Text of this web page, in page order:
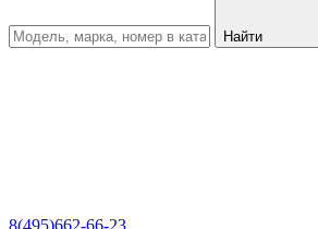
Найти
8(495)662-66-23